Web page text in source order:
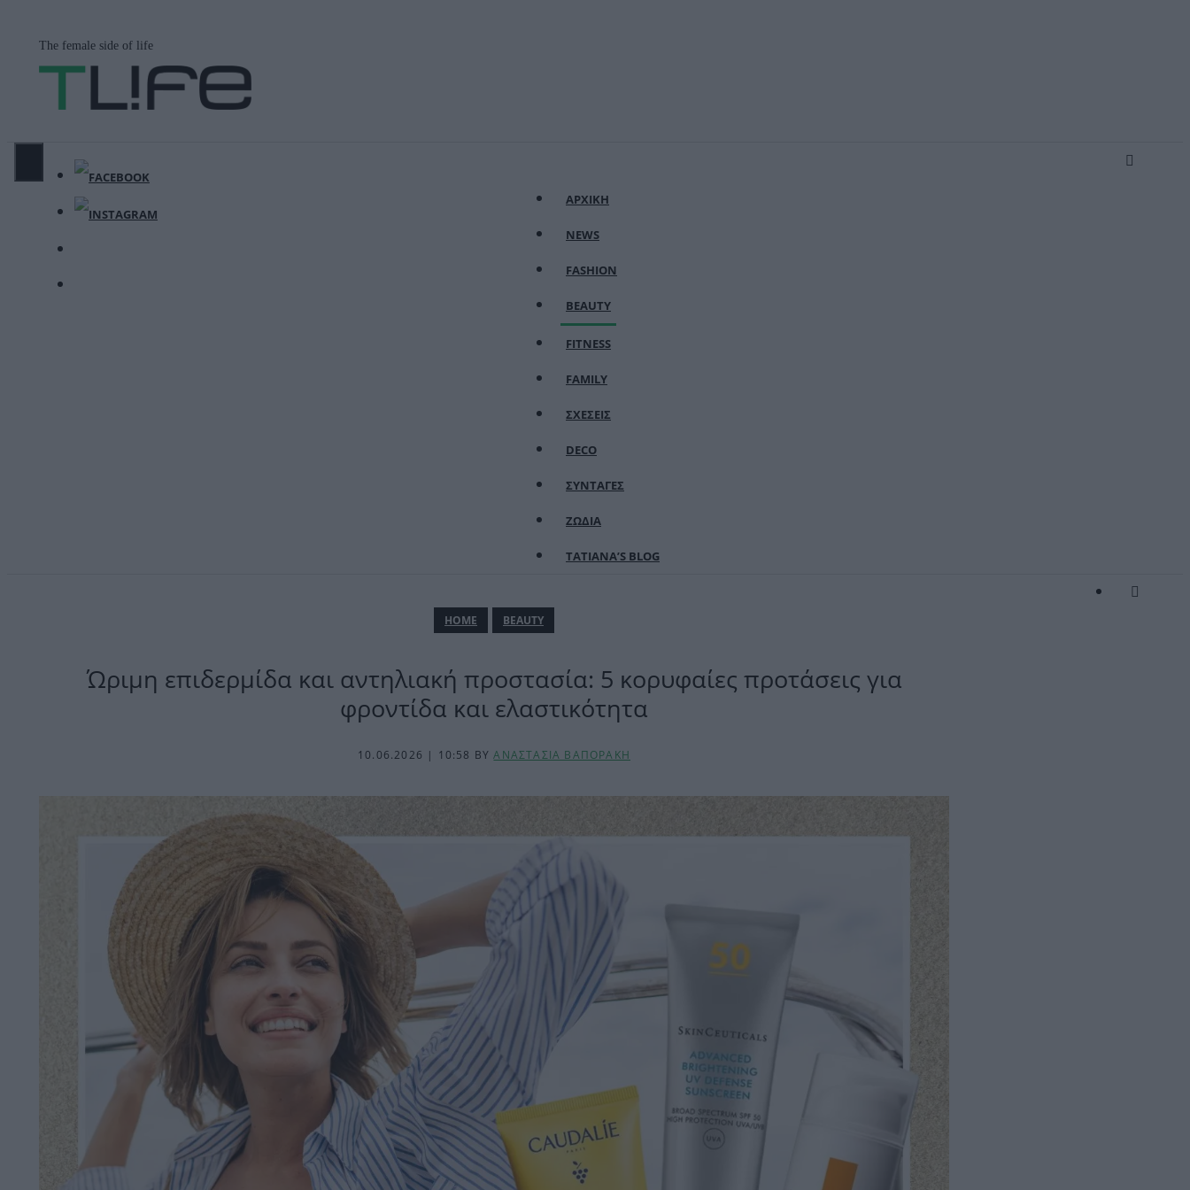
περιεχόμενο
The female side of life
ΑΡΧΙΚΗ
NEWS
FASHION
BEAUTY
FITNESS
FAMILY
ΣΧΕΣΕΙΣ
DECO
ΣΥΝΤΑΓΕΣ
ΖΩΔΙΑ
TATIANA’S BLOG
ΗΟΜΕ BEAUTY
Ώριμη επιδερμίδα και αντηλιακή προστασία: 5 κορυφαίες προτάσεις για
φροντίδα και ελαστικότητα
10.06.2026 | 10:58 BYΑΝΑΣΤΑΣΙΑ ΒΑΠΟΡΑΚΗ